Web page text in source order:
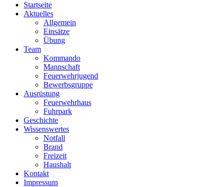
Startseite
Aktuelles
Allgemein
Einsätze
Übung
Team
Kommando
Mannschaft
Feuerwehrjugend
Bewerbsgruppe
Ausrüstung
Feuerwehrhaus
Fuhrpark
Geschichte
Wissenswertes
Notfall
Brand
Freizeit
Haushalt
Kontakt
Impressum